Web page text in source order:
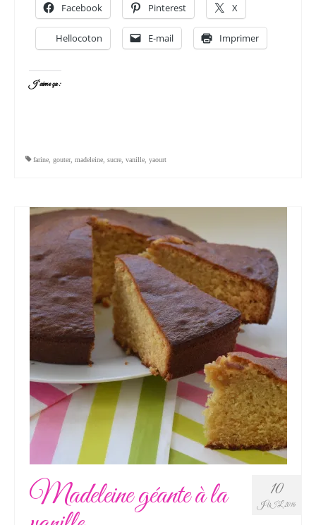
Facebook Pinterest X
Hellocoton E-mail Imprimer
J’aime ça :
farine gouter, madeleine sucre vanille yaourt
10
JUIL 2016
Madeleine géante à la